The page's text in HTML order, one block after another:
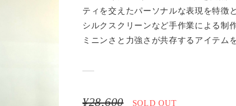
ティを交えたパーソナルな表現を特徴
シルクスクリーンなど手作業による制
ミニンさと力強さが共存するアイテム
¥28,600 SOLD OUT